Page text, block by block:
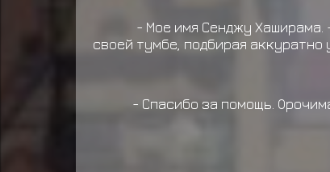
- Мое имя Сенджу Хаширама.
своей тумбе, подбирая
- Спасибо за помощь.